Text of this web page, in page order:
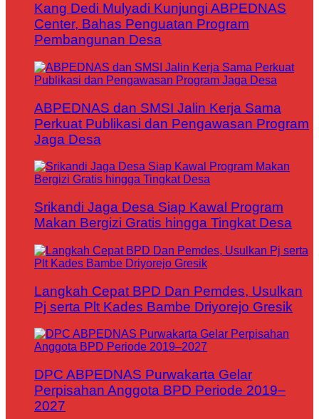
Kang Dedi Mulyadi Kunjungi ABPEDNAS
Center, Bahas Penguatan Program
Pembangunan Desa
ABPEDNAS dan SMSI Jalin Kerja Sama
Perkuat Publikasi dan Pengawasan Program
Jaga Desa
Srikandi Jaga Desa Siap Kawal Program
Makan Bergizi Gratis hingga Tingkat Desa
Langkah Cepat BPD Dan Pemdes, Usulkan
Pj serta Plt Kades Bambe Driyorejo Gresik
DPC ABPEDNAS Purwakarta Gelar
Perpisahan Anggota BPD Periode 2019–
2027